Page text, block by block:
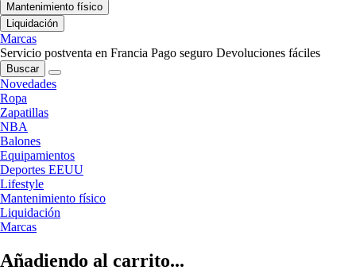
Mantenimiento físico
Liquidación
Marcas
Servicio postventa en Francia Pago seguro Devoluciones fáciles
Buscar
Novedades
Ropa
Zapatillas
NBA
Balones
Equipamientos
Deportes EEUU
Lifestyle
Mantenimiento físico
Liquidación
Marcas
Añadiendo al carrito...